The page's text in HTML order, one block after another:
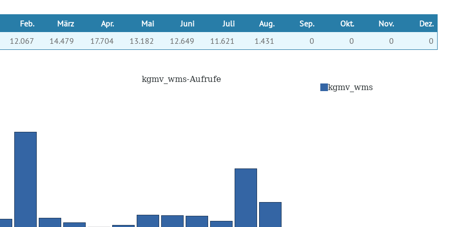
Feb. März Apr. Mai Juni Juli Aug. Sep. Okt. Nov.
Dez.
12.067
14.479 17.704 13.182 12.649 11.621 1.431 0 0 0 0